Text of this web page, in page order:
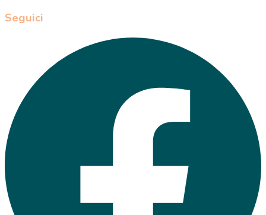
Seguici